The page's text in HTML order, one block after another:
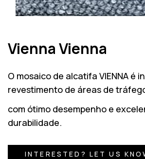
Vienna Vienna
O mosaico de alcatifa VIENNA é
revestimento de áreas de
com ótimo desempenho e
durabilidade.
INTERESTED? LET US